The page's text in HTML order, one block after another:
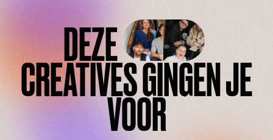
DEZE
CREATIVESGINGEN JE
VOOR